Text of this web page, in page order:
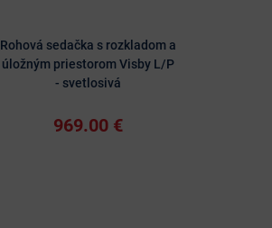
Rohová sedačka s rozkladom a
úložným priestorom Visby L/P
- svetlosivá
969.00 €